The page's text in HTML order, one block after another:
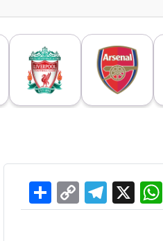
Facebook
WhatsApp
X
Telegram
Copy
Link